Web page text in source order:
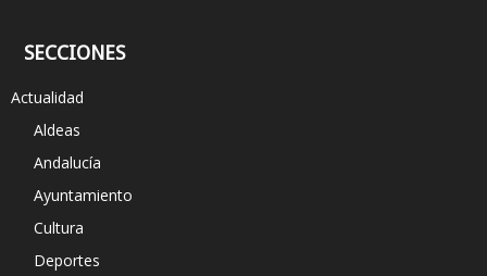
SECCIONES
Actualidad
Aldeas
Andalucía
Ayuntamiento
Cultura
Deportes